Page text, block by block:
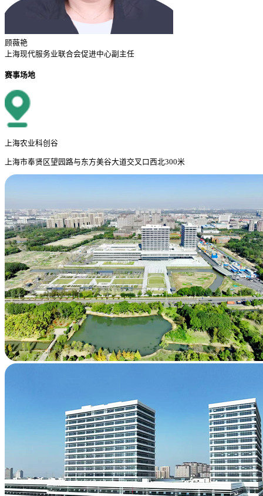
顾薇艳
上海现代服务业联合会促进中心副主任
赛事场地
上海农业科创谷
上海市奉贤区望园路与东方美谷大道交叉口西北300米